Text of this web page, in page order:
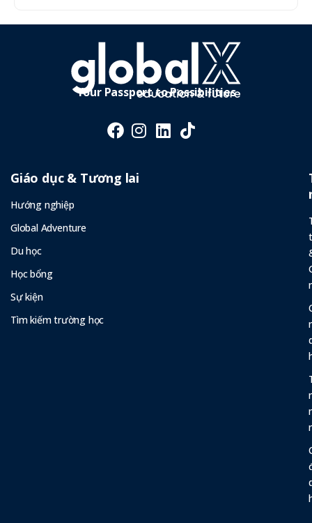
Your Passport to Possibilities
Giáo dục & Tương lai
Hướng nghiệp
Global Adventure
Du học
Học bổng
Sự kiện
Tìm kiếm trường học